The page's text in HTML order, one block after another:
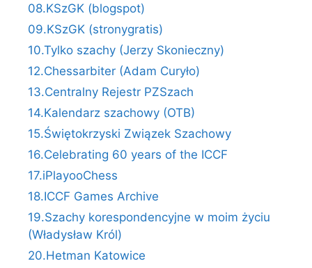
08.KSzGK (blogspot)
09.KSzGK (stronygratis)
10.Tylko szachy (Jerzy Skonieczny)
12.Chessarbiter (Adam Curyło)
13.Centralny Rejestr PZSzach
14.Kalendarz szachowy (OTB)
15.Świętokrzyski Związek Szachowy
16.Celebrating 60 years of the ICCF
17.iPlayooChess
18.ICCF Games Archive
19.Szachy korespondencyjne w moim życiu
(Władysław Król)
20.Hetman Katowice